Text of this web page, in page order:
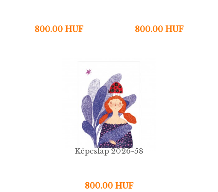
800.00 HUF 800.00 HUF
Képeslap 2026-58
800.00 HUF